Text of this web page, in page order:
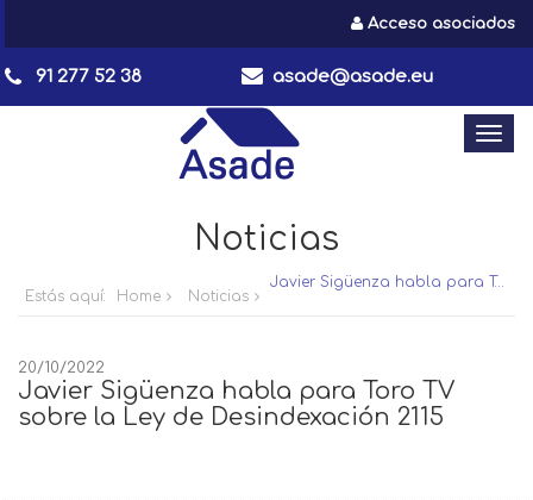
Acceso asociados
91 277 52 38 asade@asade.eu
Noticias
Estás aquí: Home Noticias
Javier Sigüenza habla para Toro TV sobre la Ley de Desindexación 2115
20/10/2022
Javier Sigüenza habla para Toro TV
sobre la Ley de Desindexación 2115